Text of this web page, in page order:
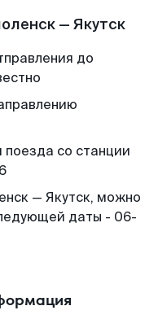
— Якутск
до
со станции
— Якутск, можно
даты - 06-